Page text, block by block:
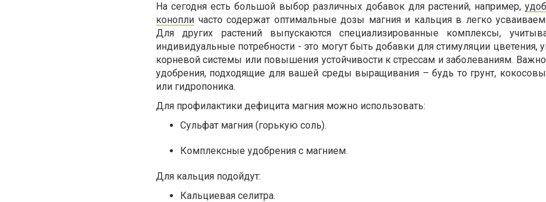
На сегодня есть большой выбор различных добавок для растений, например,
конопли часто содержат оптимальные дозы магния и кальция в легко
Для других растений выпускаются специализированные комплексы,
индивидуальные потребности - это могут быть добавки для стимуляции цветения,
корневой системы или повышения устойчивости к стрессам и заболеваниям.
удобрения, подходящие для вашей среды выращивания – будь то грунт,
или гидропоника.
Для профилактики дефицита магния можно использовать:
Сульфат магния (горькую соль).
Комплексные удобрения с магнием.
Для кальция подойдут:
Кальциевая селитра.